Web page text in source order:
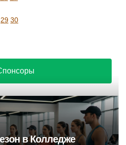
29 30
в Колледже